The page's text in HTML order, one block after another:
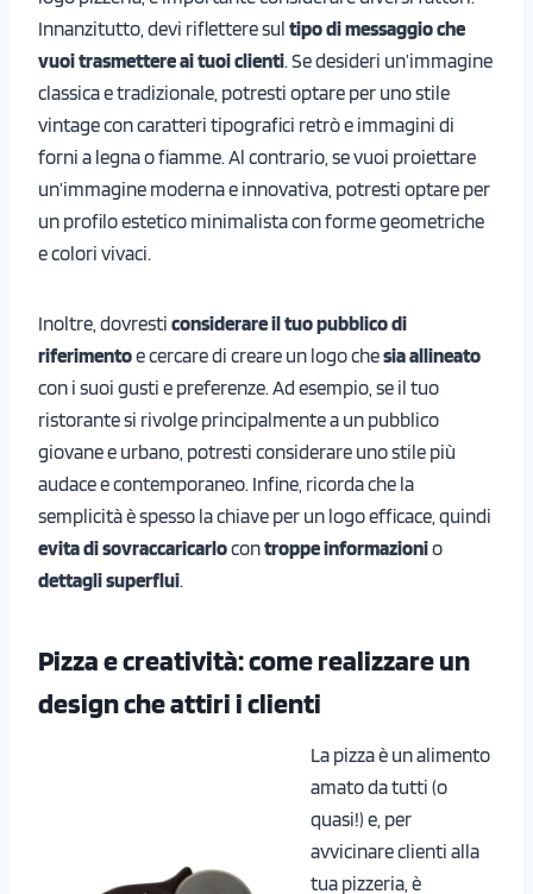
Innanzitutto, devi riflettere sul tipo di messaggio che
vuoi trasmettereai tuoi clienti. Se desideri un’immagine
classica e tradizionale, potresti optare per uno stile
vintage con caratteri tipografici retrò e immagini di
forni a legna o fiamme. Al contrario, se vuoi proiettare
un’immagine moderna e innovativa, potresti optare per
un profilo estetico minimalista con forme geometriche
e colori vivaci.
Inoltre, dovresti considerare il tuo pubblico di
riferimentoe cercare di creare un logo chesia allineato
con i suoi gusti e preferenze. Ad esempio, se il tuo
ristorante si rivolge principalmente a un pubblico
giovane e urbano, potresti considerare uno stile più
audace e contemporaneo. Infine, ricorda che la
semplicità è spesso la chiave per un logo efficace, quindi
evita di sovraccaricarlocontroppe informazionio
dettagli superflui.
Pizza e creatività: come realizzare un
design che attiri i clienti
La pizza è un alimento
amato da tutti (o
quasi!) e, per
avvicinare clienti alla
tua pizzeria, è